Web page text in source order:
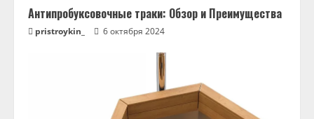
Антипробуксовочные траки: Обзор и Преимущества
pristroykin_ 6 октября 2024